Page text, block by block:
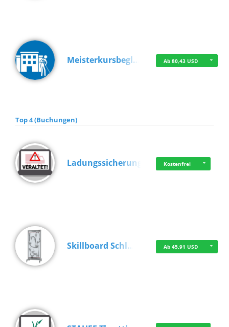
Meisterkursbegl… Ab 80,43 USD
Top 4 (Buchungen)
Ladungssicherung Kostenfrei
Skillboard Schl… Ab 45,91 USD